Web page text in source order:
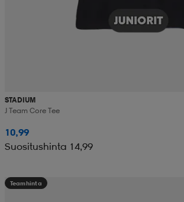
STADIUM
J Team Core Tee
10,99
Suositushinta 14,99
Teamhinta